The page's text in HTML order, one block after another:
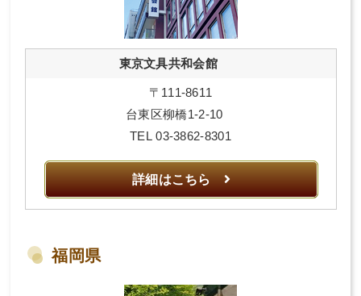
東京文具共和会館
〒111-8611
台東区柳橋1-2-10
TEL 03-3862-8301
詳細はこちら
福岡県